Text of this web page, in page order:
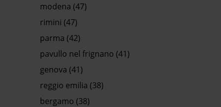
modena (47)
rimini (47)
parma (42)
pavullo nel frignano (41)
genova (41)
reggio emilia (38)
bergamo (38)